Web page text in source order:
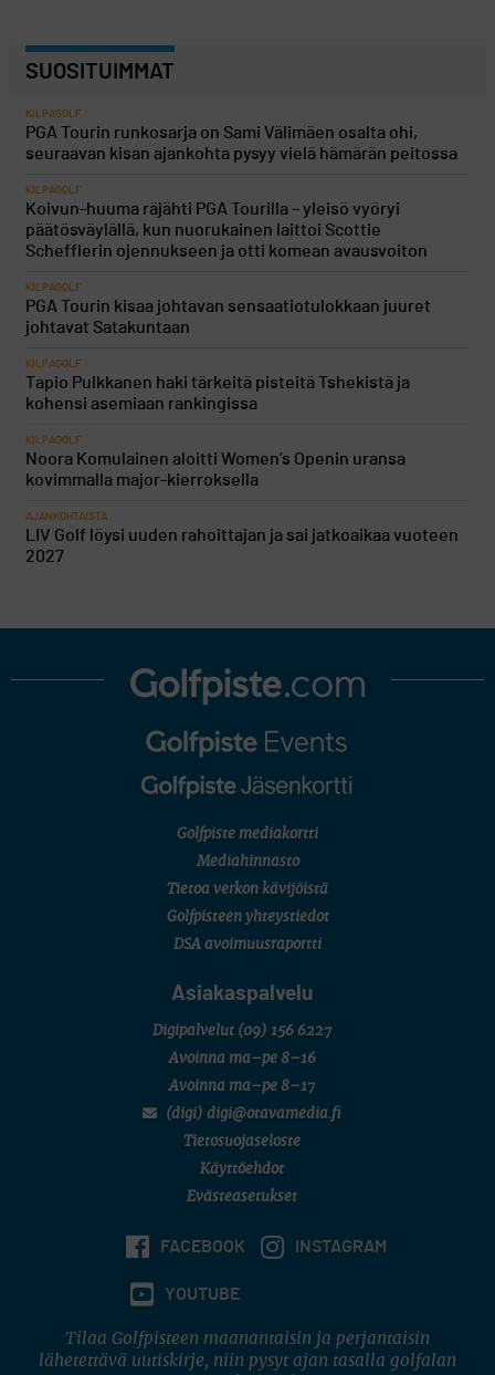
SUOSITUIMMAT
KILPAGOLF
PGA Tourin runkosarja on Sami Välimäen osalta ohi,
seuraavan kisan ajankohta pysyy vielä hämärän peitossa
KILPAGOLF
Koivun-huuma räjähti PGA Tourilla – yleisö vyöryi
päätösväylällä, kun nuorukainen laittoi Scottie
Schefflerin ojennukseen ja otti komean avausvoiton
KILPAGOLF
PGA Tourin kisaa johtavan sensaatiotulokkaan juuret
johtavat Satakuntaan
KILPAGOLF
Tapio Pulkkanen haki tärkeitä pisteitä Tshekistä ja
kohensi asemiaan rankingissa
KILPAGOLF
Noora Komulainen aloitti Women’s Openin uransa
kovimmalla major-kierroksella
AJANKOHTAISTA
LIV Golf löysi uuden rahoittajan ja sai jatkoaikaa vuoteen
2027
Golfpiste mediakortti
Mediahinnasto
Tietoa verkon kävijöistä
Golfpisteen yhteystiedot
DSA avoimuusraportti
Asiakaspalvelu
Digipalvelut (09) 156 6227
Avoinna ma–pe 8–16
Avoinna ma–pe 8–17
(digi) digi@otavamedia.fi
Tietosuojaseloste
Käyttöehdot
Evästeasetukset
FACEBOOK INSTAGRAM
YOUTUBE
Tilaa Golfpisteen maanantaisin ja perjantaisin
lähetettävä uutiskirje, niin pysyt ajan tasalla golfalan